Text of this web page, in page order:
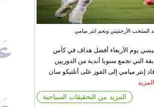
المنتخب الأرجنتيني ونجم انتر ميامي
ميسي يوم الأربعاء أفضل هداف في كأس
التي تجمع سنويا أندية من الدوريين
إنتر ميامي إلى الفوز على أتلتيكو سان
المزيد
المزيد من التحقيقات السياحية